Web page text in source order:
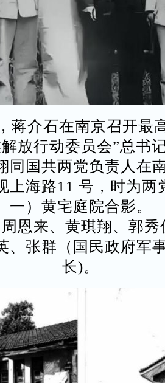
蒋介石在南京召开最
放行动委员会”总书
同国共两党负责人在
上海路11 号，时为两
一）黄宅庭院合影。
恩来、黄琪翔、郭
、张群（国民政府军
长)。